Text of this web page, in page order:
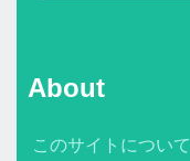
About
このサイトについて